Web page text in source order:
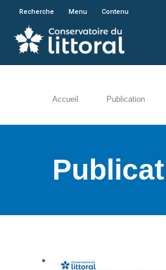
En
Recherche Menu Contenu
Accueil Publication